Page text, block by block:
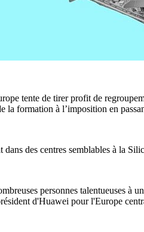
tente de tirer profit de
la formation à l’imposition en
dans des centres semblables à la
personnes talentueuses à
d'Huawei pour l'Europe